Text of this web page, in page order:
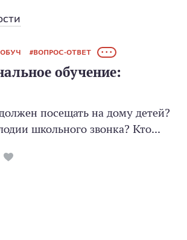
ВОПРОС-ОТВЕТ • • •
обучение:
посещать на дому детей?
школьного звонка? Кто...